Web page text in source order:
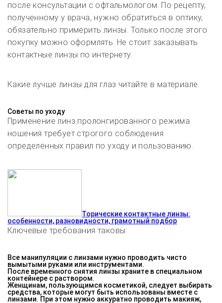
после консультации с офтальмологом. По рецепту,
полученному у врача, нужно обратиться в оптику,
обязательно примерить линзы. Только после этого
покупку можно оформлять. Не стоит заказывать
контактные линзы по интернету.
Какие лучше линзы для глаз читайте в материале.
Советы по уходу
Применение линз пролонгированного режима
ношения требует строгого соблюдения
определённых правил по уходу и пользованию.
Торические контактные линзы:
особенности, разновидности, грамотный подбор
Ключевые требования таковы:
Все манипуляции с линзами нужно проводить чисто
вымытыми руками или инструментами.
После временного снятия линзы храните в специальном
контейнере с раствором.
Женщинам, пользующимся косметикой, следует выбирать
средства, которые могут быть использованы вместе с
линзами. При этом нужно аккуратно проводить макияж,